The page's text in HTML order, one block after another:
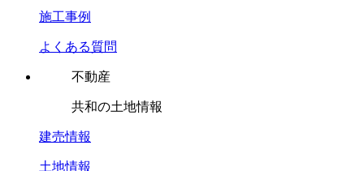
施工事例
よくある質問
不動産
共和の土地情報
建売情報
土地情報